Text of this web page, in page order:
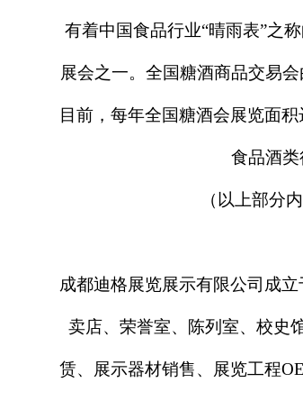
有着中国食品行业“晴雨表”之
展会之一。全国糖酒商品交易
目前，每年全国糖酒会展览面
食品酒类
（以上部分
成都迪格展览展示有限公司成立
卖店、荣誉室、陈列室、校史
赁、展示器材销售、展览工程